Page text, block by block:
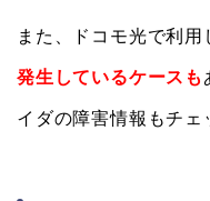
また、ドコモ光で利用
発生しているケースも
イダの障害情報もチェ